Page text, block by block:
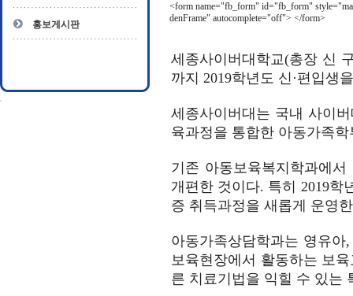
홍보게시판
<form name="fb_form" id="fb_form"
denFrame" autocomplete="off"> </form>
세종사이버대학교(총장 신
까지 2019학년도 신·편입생
세종사이버대는 국내 사이
육과정을 통합한 아동가족
기존 아동보육복지학과에
개편한 것이다. 특히 2019학
증 취득과정을 새롭게 운영
아동가족상담학과는 영유
보육현장에서 활동하는 보
른 치료기법을 익힐 수 있는